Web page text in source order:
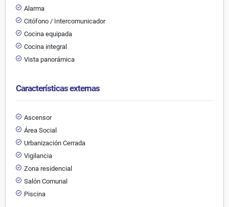
Alarma
Citófono / Intercomunicador
Cocina equipada
Cocina integral
Vista panorámica
Características externas
Ascensor
Área Social
Urbanización Cerrada
Vigilancia
Zona residencial
Salón Comunal
Piscina